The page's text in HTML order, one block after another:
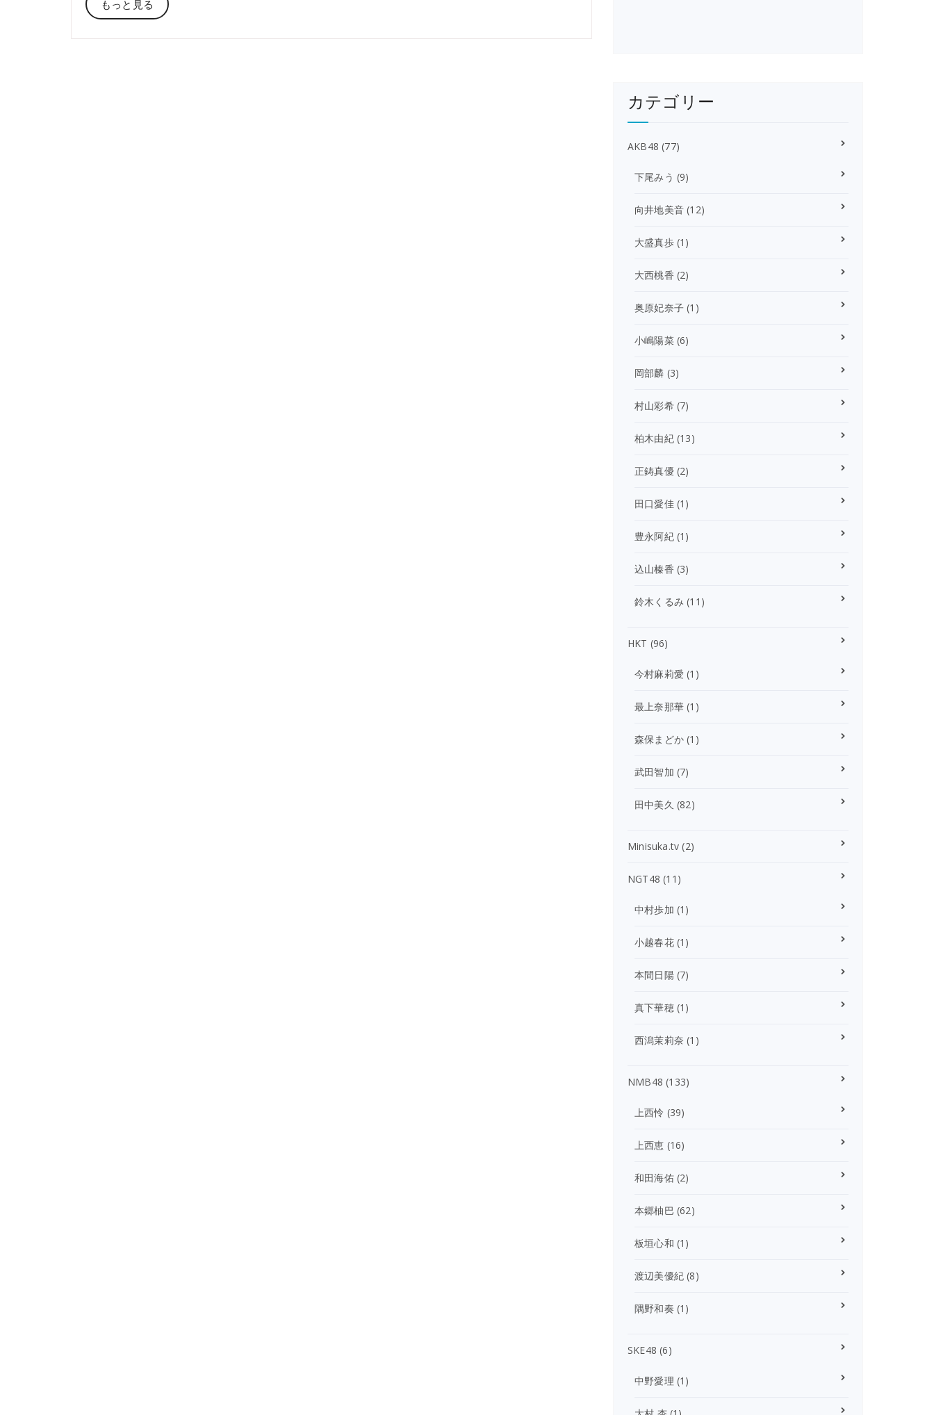
もっと見る
カテゴリー
AKB48 (77)
下尾みう (9)
向井地美音 (12)
大盛真歩(1)
大西桃香 (2)
奥原妃奈子 (1)
小嶋陽菜(6)
岡部麟 (3)
村山彩希(7)
柏木由紀(13)
正鋳真優(2)
田口愛佳(1)
豊永阿紀(1)
込山榛香 (3)
鈴木くるみ (11)
HKT (96)
今村麻莉愛 (1)
最上奈那華 (1)
森保まどか (1)
武田智加 (7)
田中美久 (82)
Minisuka.tv (2)
NGT48 (11)
中村歩加 (1)
小越春花(1)
本間日陽(7)
真下華穂(1)
西潟茉莉奈 (1)
NMB48 (133)
上西怜 (39)
上西恵 (16)
和田海佑(2)
本郷柚巴 (62)
板垣心和 (1)
渡辺美優紀 (8)
隅野和奏 (1)
SKE48 (6)
中野愛理 (1)